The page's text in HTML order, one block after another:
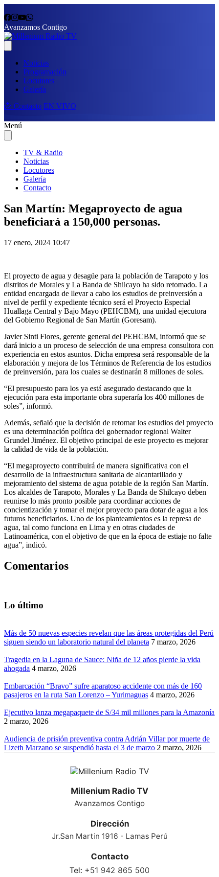
Avanzamos Contigo
Noticias
Programación
Locutores
Galería
📩 Contacto EN VIVO
Menú
TV & Radio
Noticias
Locutores
Galería
Contacto
San Martín: Megaproyecto de agua
beneficiará a 150,000 personas.
17 enero, 2024 10:47
El proyecto de agua y desagüe para la población de Tarapoto y los
distritos de Morales y La Banda de Shilcayo ha sido retomado. La
entidad encargada de llevar a cabo los estudios de preinversión a
nivel de perfil y expediente técnico será el Proyecto Especial
Huallaga Central y Bajo Mayo (PEHCBM), una unidad ejecutora
del Gobierno Regional de San Martín (Goresam).
Javier Sinti Flores, gerente general del PEHCBM, informó que se
dará inicio a un proceso de selección de una empresa consultora con
experiencia en estos asuntos. Dicha empresa será responsable de la
elaboración y mejora de los Términos de Referencia de los estudios
de preinversión, para los cuales se destinarán 8 millones de soles.
“El presupuesto para los ya está asegurado destacando que la
ejecución para esta importante obra superaría los 400 millones de
soles”, informó.
Además, señaló que la decisión de retomar los estudios del proyecto
es una determinación política del gobernador regional Walter
Grundel Jiménez. El objetivo principal de este proyecto es mejorar
la calidad de vida de la población.
“El megaproyecto contribuirá de manera significativa con el
desarrollo de la infraestructura sanitaria de alcantarillado y
mejoramiento del sistema de agua potable de la región San Martín.
Los alcaldes de Tarapoto, Morales y La Banda de Shilcayo deben
reunirse lo más pronto posible para coordinar acciones de
concientización y tomar el mejor proyecto para dotar de agua a los
futuros beneficiarios. Uno de los planteamientos es la represa de
agua, tal como funciona en Lima y en otras ciudades de
Latinoamérica, con el objetivo de que en la época de estiaje no falte
agua”, indicó.
Comentarios
Lo último
Más de 50 nuevas especies revelan que las áreas protegidas del Perú
siguen siendo un laboratorio natural del planeta 7 marzo, 2026
Tragedia en la Laguna de Sauce: Niña de 12 años pierde la vida
ahogada 4 marzo, 2026
Embarcación “Bravo” sufre aparatoso accidente con más de 160
pasajeros en la ruta San Lorenzo – Yurimaguas 4 marzo, 2026
Ejecutivo lanza megapaquete de S/34 mil millones para la Amazonía
2 marzo, 2026
Audiencia de prisión preventiva contra Adrián Villar por muerte de
Lizeth Marzano se suspendió hasta el 3 de marzo 2 marzo, 2026
Millenium Radio TV
Avanzamos Contigo
Dirección
Jr.San Martin 1916 - Lamas Perú
Contacto
Tel: +51 942 865 500